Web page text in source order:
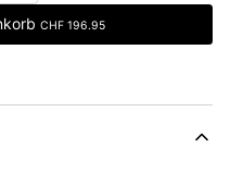
CHF 196.95